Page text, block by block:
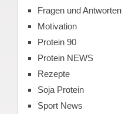
Fragen und Antworten
Motivation
Protein 90
Protein NEWS
Rezepte
Soja Protein
Sport News